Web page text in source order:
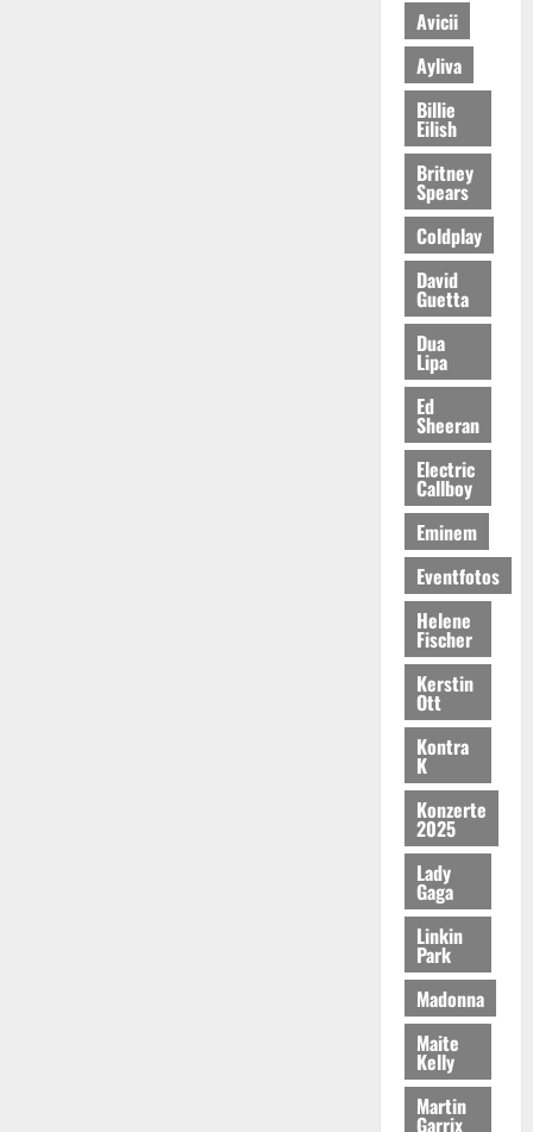
Avicii
Ayliva
Billie
Eilish
Britney
Spears
Coldplay
David
Guetta
Dua
Lipa
Ed
Sheeran
Electric
Callboy
Eminem
Eventfotos
Helene
Fischer
Kerstin
Ott
Kontra
K
Konzerte
2025
Lady
Gaga
Linkin
Park
Madonna
Maite
Kelly
Martin
Garrix